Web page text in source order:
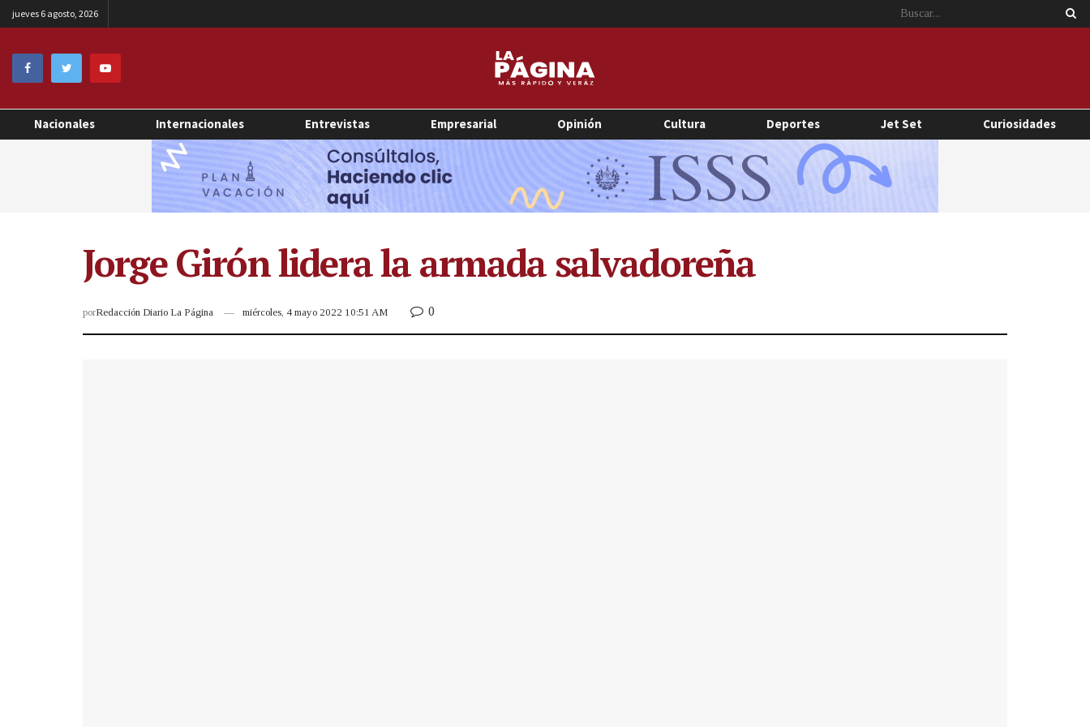
jueves 6 agosto, 2026
Nacionales Internacionales Entrevistas Empresarial Opinión Cultura Deportes Jet Set Curiosidades
Jorge Girón lidera la armada salvadoreña
porRedacción Diario La Página miércoles, 4 mayo 2022 10:51 AM 0